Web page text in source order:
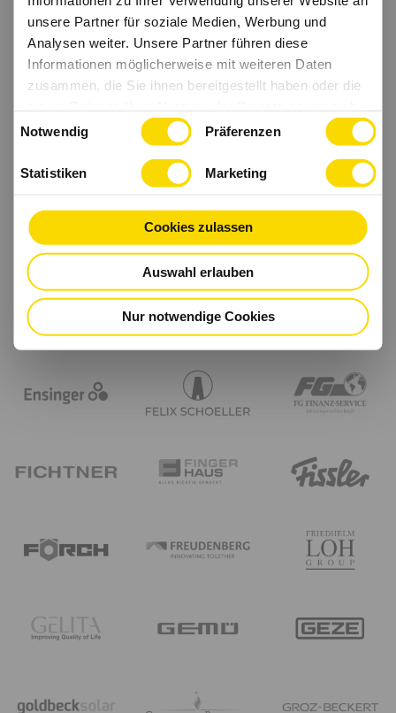
unsere Partner für soziale Medien, Werbung und
Analysen weiter. Unsere Partner führen diese
Informationen möglicherweise mit weiteren Daten
zusammen, die Sie ihnen bereitgestellt haben oder die
haben.
Notwendig Präferenzen
Statistiken Marketing
Cookies zulassen
Auswahl erlauben
Nur notwendige Cookies